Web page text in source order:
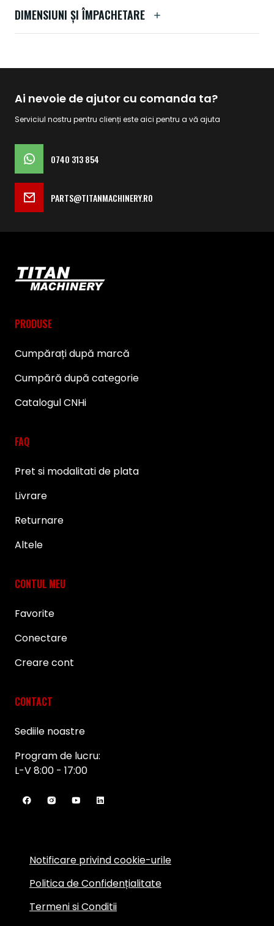
DIMENSIUNI ȘI ÎMPACHETARE
Ai nevoie de ajutor cu comanda ta?
Serviciul nostru pentru clienți este aici pentru a vă ajuta
0740 313 854
PARTS@TITANMACHINERY.RO
PRODUSE
Cumpărați după marcă
Cumpără după categorie
Catalogul CNHi
FAQ
Pret si modalitati de plata
Livrare
Returnare
Altele
CONTUL MEU
Favorite
Conectare
Creare cont
CONTACT
Sediile noastre
Program de lucru:
L-V 8:00 - 17:00
Notificare privind cookie-urile
Politica de Confidențialitate
Termeni si Conditii